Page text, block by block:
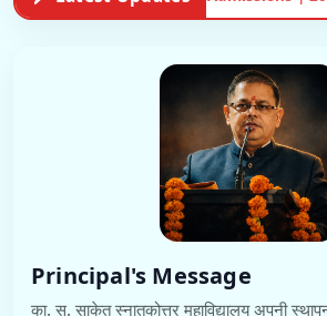
Principal's Message
का. सु. साकेत स्नातकोत्तर महाविद्यालय अपनी